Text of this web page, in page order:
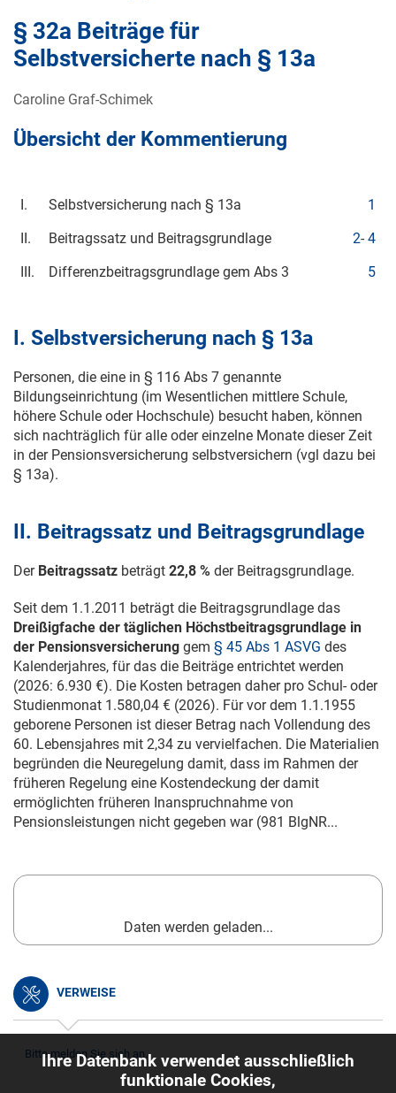
§ 32a Beiträge für
Selbstversicherte nach § 13a
Caroline Graf-Schimek
Übersicht der Kommentierung
I. Selbstversicherung nach § 13a
1
II.
Beitragssatz und Beitragsgrundlage 2- 4
III.
Differenzbeitragsgrundlage gem Abs 3 5
I. Selbstversicherung nach § 13a
Personen, die eine in § 116 Abs 7 genannte
Bildungseinrichtung (im Wesentlichen mittlere Schule,
höhere Schule oder Hochschule) besucht haben, können
sich nachträglich für alle oder einzelne Monate dieser Zeit
in der Pensionsversicherung selbstversichern (vgl dazu bei
§ 13a).
II. Beitragssatz und Beitragsgrundlage
Der Beitragssatz beträgt 22,8 % der Beitragsgrundlage.
Seit dem 1.1.2011 beträgt die Beitragsgrundlage das
Dreißigfache der täglichen Höchstbeitragsgrundlage in
der Pensionsversicherung gem § 45 Abs 1 ASVG des
Kalenderjahres, für das die Beiträge entrichtet werden
(2026: 6.930 €). Die Kosten betragen daher pro Schul- oder
Studienmonat 1.580,04 € (2026). Für vor dem 1.1.1955
geborene Personen ist dieser Betrag nach Vollendung des
60. Lebensjahres mit 2,34 zu vervielfachen. Die Materialien
begründen die Neuregelung damit, dass im Rahmen der
früheren Regelung eine Kostendeckung der damit
ermöglichten früheren Inanspruchnahme von
Pensionsleistungen nicht gegeben war (981 BlgNR...
Daten werden geladen...
VERWEISE
Bitte melden Sie sich an.
Ihre Datenbank verwendet ausschließlich
funktionale Cookies,